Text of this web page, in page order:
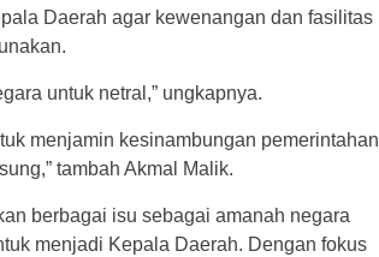
Daerah agar kewenangan dan fasilitas
untuk netral,” ungkapnya.
menjamin kesinambungan pemerintahan
tambah Akmal Malik.
berbagai isu sebagai amanah negara
menjadi Kepala Daerah. Dengan fokus